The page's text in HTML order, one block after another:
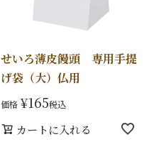
せいろ薄皮饅頭 専用手提
げ袋（大）仏用
価格 ¥165税込
カートに入れる